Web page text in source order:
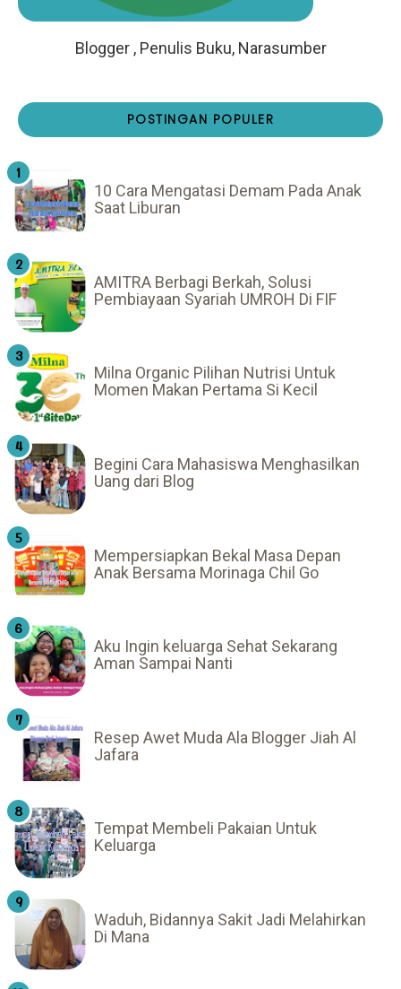
Blogger , Penulis Buku, Narasumber
POSTINGAN POPULER
10 Cara Mengatasi Demam Pada Anak
Saat Liburan
AMITRA Berbagi Berkah, Solusi
Pembiayaan Syariah UMROH Di FIF
Milna Organic Pilihan Nutrisi Untuk
Momen Makan Pertama Si Kecil
Begini Cara Mahasiswa Menghasilkan
Uang dari Blog
Mempersiapkan Bekal Masa Depan
Anak Bersama Morinaga Chil Go
Aku Ingin keluarga Sehat Sekarang
Aman Sampai Nanti
Resep Awet Muda Ala Blogger Jiah Al
Jafara
Tempat Membeli Pakaian Untuk
Keluarga
Waduh, Bidannya Sakit Jadi Melahirkan
Di Mana